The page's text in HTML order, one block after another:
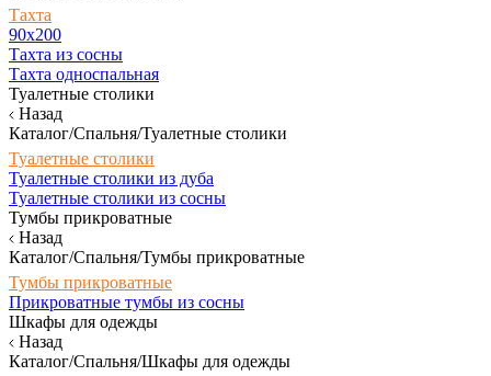
Тахта
90х200
Тахта из сосны
Тахта односпальная
Туалетные столики
Назад
Каталог/Спальня/Туалетные столики
Туалетные столики
Туалетные столики из дуба
Туалетные столики из сосны
Тумбы прикроватные
Назад
Каталог/Спальня/Тумбы прикроватные
Тумбы прикроватные
Прикроватные тумбы из сосны
Шкафы для одежды
Назад
Каталог/Спальня/Шкафы для одежды